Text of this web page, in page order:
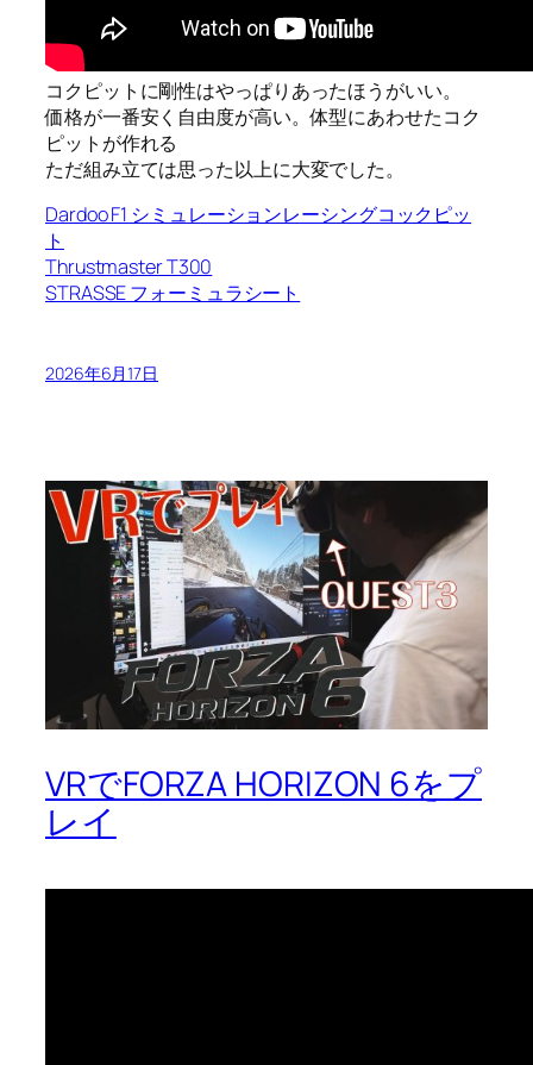
コクピットに剛性はやっぱりあったほうがいい。
価格が一番安く自由度が高い。体型にあわせたコク
ピットが作れる
ただ組み立ては思った以上に大変でした。
Dardoo F1 シミュレーションレーシングコックピッ
ト
Thrustmaster T300
STRASSE フォーミュラシート
2026年6月17日
VRでFORZA HORIZON 6をプ
レイ